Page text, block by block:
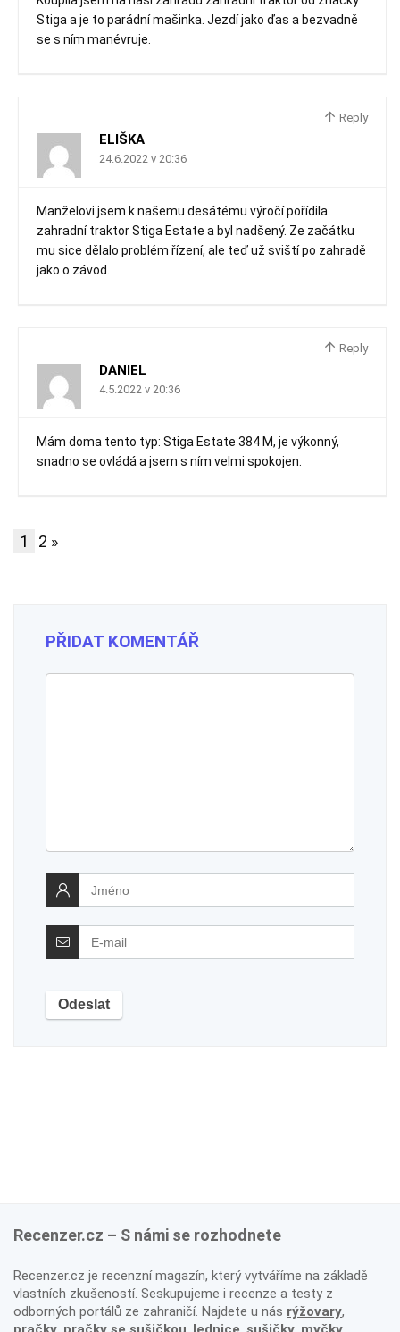
Stiga a je to parádní mašinka. Jezdí jako ďas a bezvadně
se s ním manévruje.
Reply
ELIŠKA
24.6.2022 v 20:36
Manželovi jsem k našemu desátému výročí pořídila
zahradní traktor Stiga Estate a byl nadšený. Ze začátku
mu sice dělalo problém řízení, ale teď už sviští po zahradě
jako o závod.
Reply
DANIEL
4.5.2022 v 20:36
Mám doma tento typ: Stiga Estate 384 M, je výkonný,
snadno se ovládá a jsem s ním velmi spokojen.
1 2 »
PŘIDAT KOMENTÁŘ
Recenzer.cz – S námi se rozhodnete
Recenzer.cz je recenzní magazín, který vytváříme na základě
vlastních zkušeností. Seskupujeme i recenze a testy z
odborných portálů ze zahraničí. Najdete u nás rýžovary,